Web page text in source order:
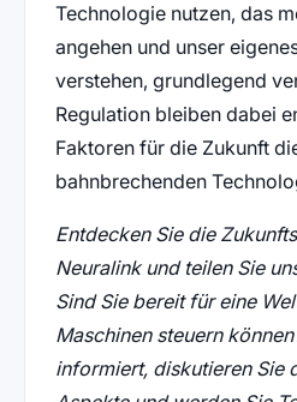
Technologie nutzen, das
angehen und unser
verstehen, grundlegend
Regulation bleiben dabei
Faktoren für die Zukunft
bahnbrechenden
Entdecken Sie die
Neuralink und teilen Sie
Sind Sie bereit für eine
Maschinen steuern
informiert, diskutieren Sie